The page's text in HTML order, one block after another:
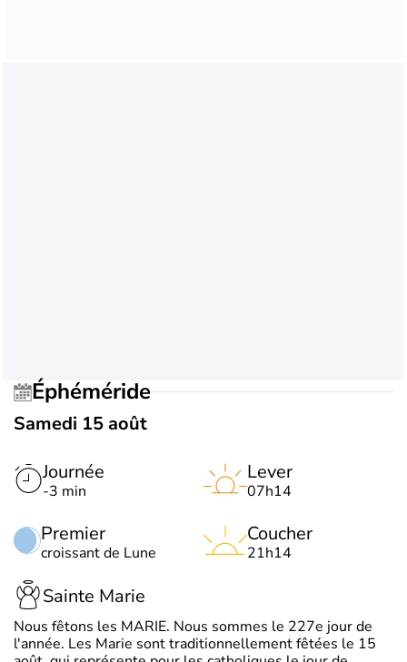
Éphéméride
Samedi 15 août
Journée
-3 min
Premier
croissant de Lune
Lever
07h14
Coucher
21h14
Sainte Marie
Nous fêtons les MARIE. Nous sommes le 227e jour de
l'année. Les Marie sont traditionnellement fêtées le 15